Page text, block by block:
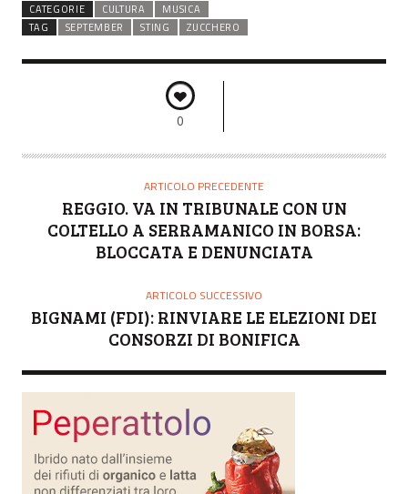
CATEGORIE CULTURA
MUSICA
TAG
SEPTEMBER STING ZUCCHERO
0
ARTICOLO PRECEDENTE
REGGIO. VA IN TRIBUNALE CON UN
COLTELLO A SERRAMANICO IN BORSA:
BLOCCATA E DENUNCIATA
ARTICOLO SUCCESSIVO
BIGNAMI (FDI): RINVIARE LE ELEZIONI DEI
CONSORZI DI BONIFICA